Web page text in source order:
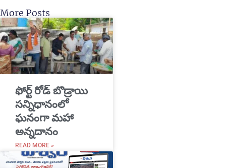
More Posts
​ఫోర్ట్ రోడ్ బొడ్రాయి
సన్నిధానంలో
ఘనంగా మహా
అన్నదానం
READ MORE »